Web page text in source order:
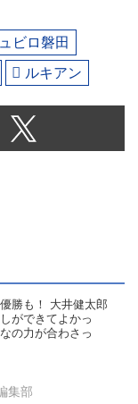
ビロ磐田
ルキアン
勝も！ 大井健太郎
ができてよかっ
の力が合わさっ
集部